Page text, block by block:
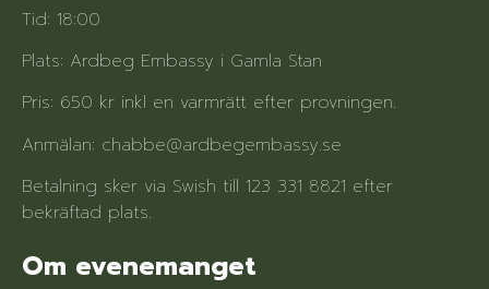
Tid: 18:00
Plats: Ardbeg Embassy i Gamla Stan
Pris: 650 kr inkl en varmrätt efter provningen.
Anmälan: chabbe@ardbegembassy.se
Betalning sker via Swish till 123 331 8821 efter
bekräftad plats.
Om evenemanget